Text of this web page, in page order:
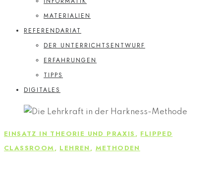
MATERIALIEN
REFERENDARIAT
DER UNTERRICHTSENTWURF
ERFAHRUNGEN
TIPPS
DIGITALES
EINSATZ IN THEORIE UND PRAXIS , FLIPPED
CLASSROOM , LEHREN , METHODEN